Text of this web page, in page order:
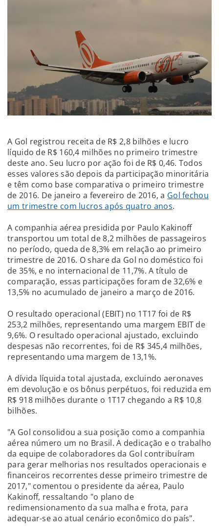
A Gol registrou receita de R$ 2,8 bilhões e lucro
líquido de R$ 160,4 milhões no primeiro trimestre
deste ano. Seu lucro por ação foi de R$ 0,46. Todos
esses valores são depois da participação minoritária
e têm como base comparativa o primeiro trimestre
de 2016. De janeiro a fevereiro de 2016, a Gol fechou
um trimestre com lucros após quatro anos.
A companhia aérea presidida por Paulo Kakinoff
transportou um total de 8,2 milhões de passageiros
no período, queda de 8,3% em relação ao primeiro
trimestre de 2016. O share da Gol no doméstico foi
de 35%, e no internacional de 11,7%. A título de
comparação, essas participações foram de 32,6% e
13,5% no acumulado de janeiro a março de 2016.
O resultado operacional (EBIT) no 1T17 foi de R$
253,2 milhões, representando uma margem EBIT de
9,6%. O resultado operacional ajustado, excluindo
despesas não recorrentes, foi de R$ 345,4 milhões,
representando uma margem de 13,1%.
A dívida líquida total ajustada, excluindo aeronaves
em devolução e os bônus perpétuos, foi reduzida em
R$ 918 milhões durante o 1T17 chegando a R$ 10,8
bilhões.
"A Gol consolidou a sua posição como a companhia
aérea número um no Brasil. A dedicação e o trabalho
da equipe de colaboradores da Gol contribuíram
para gerar melhorias nos resultados operacionais e
financeiros recorrentes desse primeiro trimestre de
2017," comentou o presidente da aérea, Paulo
Kakinoff, ressaltando "o plano de
redimensionamento da sua malha e frota, para
adequar-se ao atual cenário econômico do país".